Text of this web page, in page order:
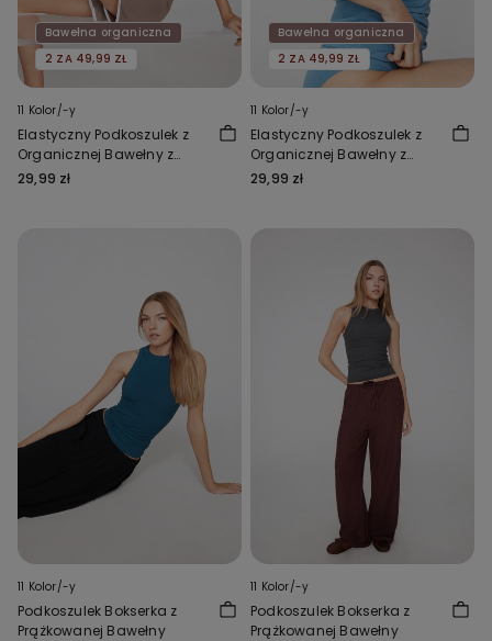
Bawełna organiczna
2 ZA 49,99 ZŁ
11 Kolor/-y
Elastyczny Podkoszulek z
Organicznej Bawełny z
Okrągłym Dekoltem
29,99 zł
Bawełna organiczna
2 ZA 49,99 ZŁ
11 Kolor/-y
Elastyczny Podkoszulek z
Organicznej Bawełny z
Okrągłym Dekoltem
29,99 zł
11 Kolor/-y
Podkoszulek Bokserka z
Prążkowanej Bawełny
11 Kolor/-y
Podkoszulek Bokserka z
Prążkowanej Bawełny